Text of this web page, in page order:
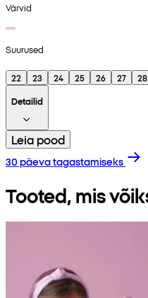
Värvid
Suurused
22 23 24 25 26 27 28
Detailid
Leia pood
30 päeva tagastamiseks
Tooted, mis